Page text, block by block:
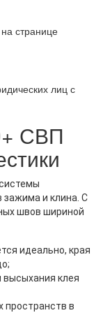
странице
лиц с
СВП
зажима и клина. С
швов шириной
идеально, края
высыхания клея
пространств в